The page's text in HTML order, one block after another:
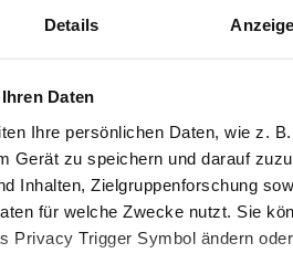
Details
Daten
Ihre persönlichen Daten, wie z.
Gerät zu speichern und darauf
Inhalten, Zielgruppenforschung
für welche Zwecke nutzt. Sie
Privacy Trigger Symbol ändern
Advertisement